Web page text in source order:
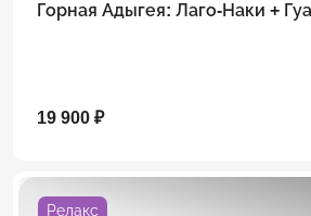
Горная Адыгея: Лаго-Наки +
19 900 ₽
Релакс